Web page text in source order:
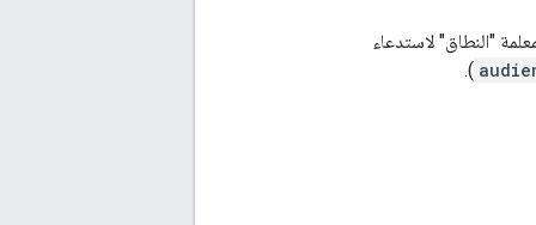
"النطاق" لاستدعاء
).